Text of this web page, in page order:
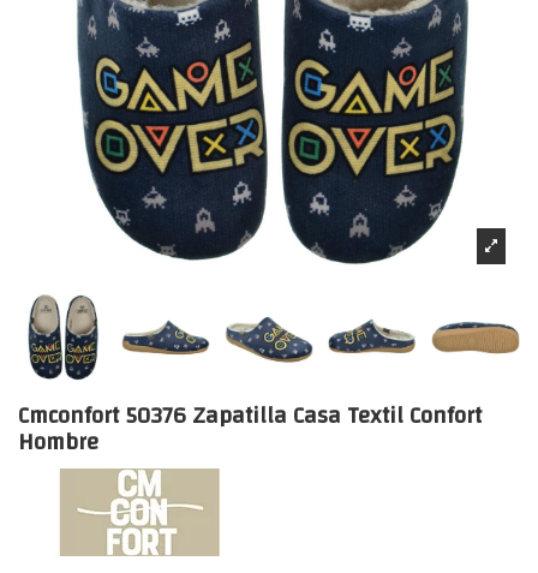
Cmconfort 50376 Zapatilla Casa Textil Confort
Hombre